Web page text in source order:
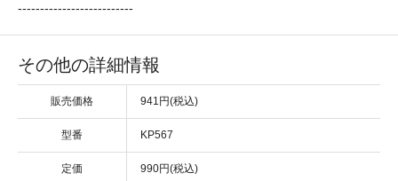
--------------------------
その他の詳細情報
販売価格 941円(税込)
型番 KP567
定価 990円(税込)